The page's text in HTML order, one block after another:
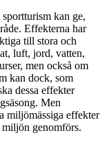
kan ge,
Effekterna har
till stora och
luft, jord, vatten,
men också om
kan dock, som
dessa effekter
Men
miljömässiga effekter
genomförs.